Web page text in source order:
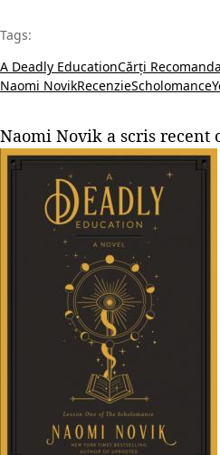
Tags:
A Deadly EducationCărți
Naomi NovikRecenzieScholomance
Naomi Novik a scris recent